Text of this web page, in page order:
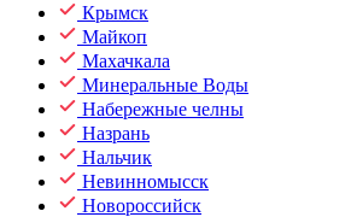
Крымск
Майкоп
Махачкала
Минеральные Воды
Набережные челны
Назрань
Нальчик
Невинномысск
Новороссийск